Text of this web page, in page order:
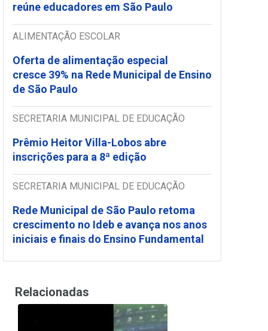
reúne educadores em São Paulo
ALIMENTAÇÃO ESCOLAR
Oferta de alimentação especial
cresce 39% na Rede Municipal de Ensino
de São Paulo
SECRETARIA MUNICIPAL DE EDUCAÇÃO
Prêmio Heitor Villa-Lobos abre
inscrições para a 8ª edição
SECRETARIA MUNICIPAL DE EDUCAÇÃO
Rede Municipal de São Paulo retoma
crescimento no Ideb e avança nos anos
iniciais e finais do Ensino Fundamental
Relacionadas